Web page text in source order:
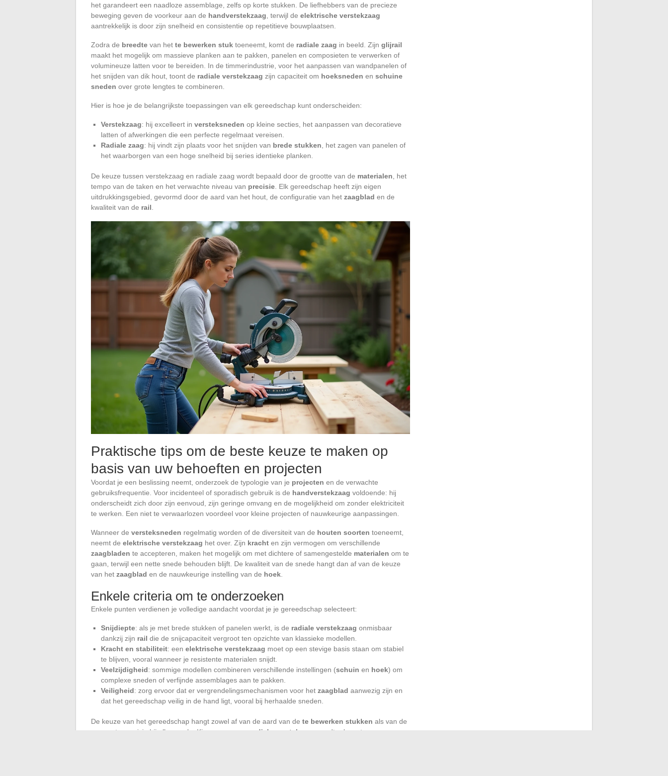
het garandeert een naadloze assemblage, zelfs op korte stukken. De liefhebbers van de precieze
beweging geven de voorkeur aan de handverstekzaag , terwijl de elektrische verstekzaag
aantrekkelijk is door zijn snelheid en consistentie op repetitieve bouwplaatsen.
Zodra de breedte van het te bewerken stuk toeneemt, komt de radiale zaag in beeld. Zijn glijrail
maakt het mogelijk om massieve planken aan te pakken, panelen en composieten te verwerken of
volumineuze latten voor te bereiden. In de timmerindustrie, voor het aanpassen van wandpanelen of
het snijden van dik hout, toont de radiale verstekzaag zijn capaciteit om hoeksneden en schuine
sneden over grote lengtes te combineren.
Hier is hoe je de belangrijkste toepassingen van elk gereedschap kunt onderscheiden:
Verstekzaag: hij excelleert in versteksneden op kleine secties, het aanpassen van decoratieve
latten of afwerkingen die een perfecte regelmaat vereisen.
Radiale zaag: hij vindt zijn plaats voor het snijden van brede stukken , het zagen van panelen of
het waarborgen van een hoge snelheid bij series identieke planken.
De keuze tussen verstekzaag en radiale zaag wordt bepaald door de grootte van de materialen , het
tempo van de taken en het verwachte niveau van precisie . Elk gereedschap heeft zijn eigen
uitdrukkingsgebied, gevormd door de aard van het hout, de configuratie van het zaagblad en de
kwaliteit van de rail
Praktische tips om de beste keuze te maken op
basis van uw behoeften en projecten
Voordat je een beslissing neemt, onderzoek de typologie van je projecten en de verwachte
gebruiksfrequentie. Voor incidenteel of sporadisch gebruik is de handverstekzaag voldoende: hij
onderscheidt zich door zijn eenvoud, zijn geringe omvang en de mogelijkheid om zonder elektriciteit
te werken. Een niet te verwaarlozen voordeel voor kleine projecten of nauwkeurige aanpassingen.
Wanneer de versteksneden regelmatig worden of de diversiteit van de houten soorten toeneemt,
neemt de elektrische verstekzaag het over. Zijn kracht en zijn vermogen om verschillende
zaagbladen te accepteren, maken het mogelijk om met dichtere of samengestelde materialen om te
gaan, terwijl een nette snede behouden blijft. De kwaliteit van de snede hangt dan af van de keuze
van het zaagblad en de nauwkeurige instelling van de hoek
Enkele criteria om te onderzoeken
Enkele punten verdienen je volledige aandacht voordat je je gereedschap selecteert:
Snijdiepte: als je met brede stukken of panelen werkt, is de radiale verstekzaag onmisbaar
dankzij zijn rail die de snijcapaciteit vergroot ten opzichte van klassieke modellen.
Kracht en stabiliteit: een elektrische verstekzaag moet op een stevige basis staan om stabiel
te blijven, vooral wanneer je resistente materialen snijdt.
Veelzijdigheid: sommige modellen combineren verschillende instellingen (schuin en hoek) om
complexe sneden of verfijnde assemblages aan te pakken.
Veiligheid: zorg ervoor dat er vergrendelingsmechanismen voor het zaagblad aanwezig zijn en
dat het gereedschap veilig in de hand ligt, vooral bij herhaalde sneden.
De keuze van het gereedschap hangt zowel af van de aard van de te bewerken stukken als van de
gewenste precisie bij elke snede. Kiezen voor een
radiale verstekzaag
wordt relevant voor